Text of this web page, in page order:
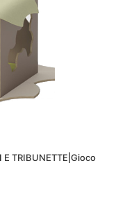
E TRIBUNETTE|Gioco